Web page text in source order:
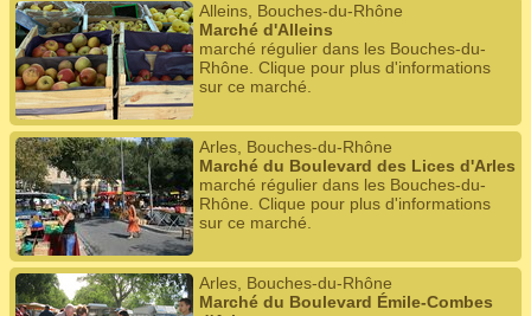
Alleins, Bouches-du-Rhône
Marché d'Alleins
marché régulier dans les Bouches-du-
Rhône. Clique pour plus d'informations
sur ce marché.
Arles, Bouches-du-Rhône
Marché du Boulevard des Lices d'Arles
marché régulier dans les Bouches-du-
Rhône. Clique pour plus d'informations
sur ce marché.
Arles, Bouches-du-Rhône
Marché du Boulevard Émile-Combes